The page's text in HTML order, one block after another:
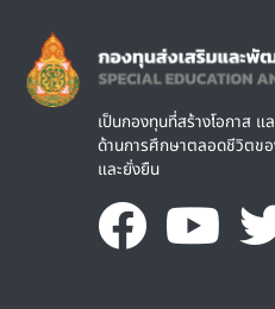
Image
เป็นกองทุนที่สร้างโอกาส แ
ด้านการศึกษาตลอดชีวิตข
และยั่งยืน